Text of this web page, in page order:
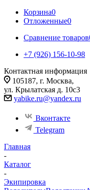
Корзина0
Отложенные0
Сравнение товаров
+7 (926) 156-10-98
Контактная информация
105187, г. Москва,
ул. Крылатская д. 10с3
yabike.ru@yandex.ru
Вконтакте
Telegram
Главная
-
Каталог
-
Экипировка